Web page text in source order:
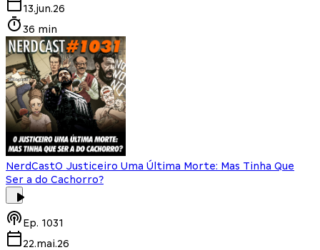
13.jun.26
36 min
NerdCastO Justiceiro Uma Última Morte: Mas Tinha Que
Ser a do Cachorro?
Ep. 1031
22.mai.26